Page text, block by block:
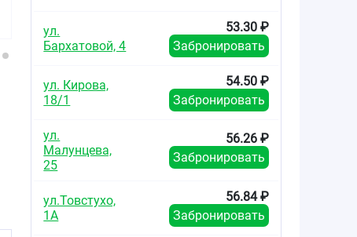
ул.
Бархатовой, 4
53.30 ₽
Забронировать
ул. Кирова,
18/1
54.50 ₽
Забронировать
ул.
Малунцева,
25
56.26 ₽
Забронировать
ул.Товстухо,
1А
56.84 ₽
Забронировать